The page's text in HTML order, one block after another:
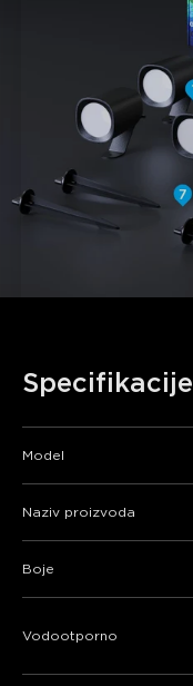
Specifikacije
Model
Naziv proizvoda
Boje
Vodootporno